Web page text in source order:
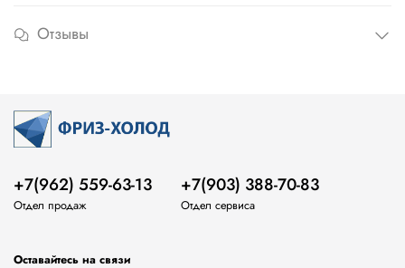
Отзывы
+7(962) 559-63-13
Отдел продаж
+7(903) 388-70-83
Отдел сервиса
Оставайтесь на связи